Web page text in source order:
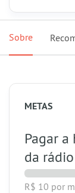
Sobre
METAS
Pagar
da rádio
R$ 10 por